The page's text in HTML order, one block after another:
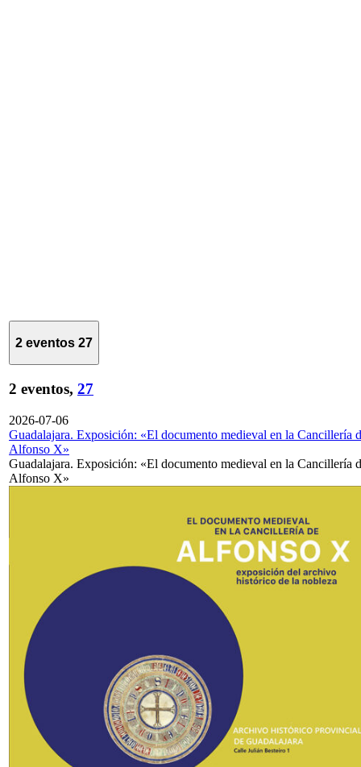
2 eventos 27
2 eventos, 27
2026-07-06
Guadalajara. Exposición: «El documento medieval en la Cancillería
Alfonso X»
Guadalajara. Exposición: «El documento medieval en la Cancillería
Alfonso X»